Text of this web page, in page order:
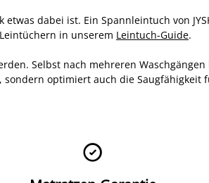
dabei ist. Ein Spannleintuch von
in unserem Leintuch-Guide.
Selbst nach mehreren
optimiert auch die
